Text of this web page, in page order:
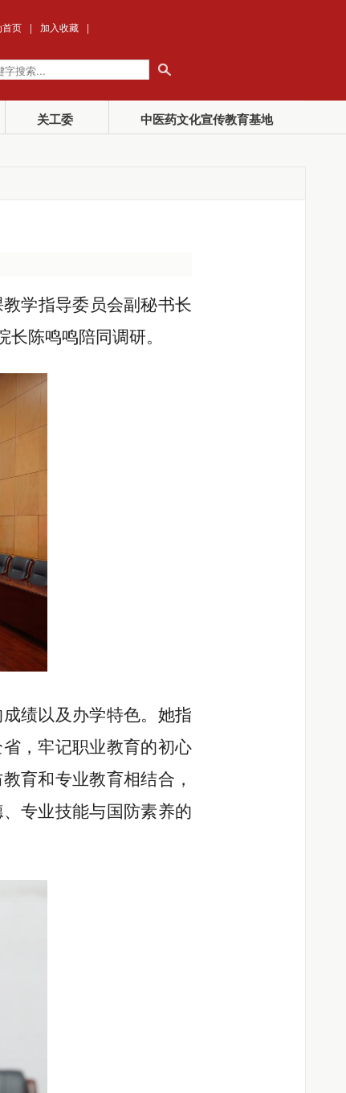
首页 | 加入收藏 |
关工委 中医药文化宣传教育基地
学指导委员会副秘书长
长陈鸣鸣陪同调研。
绩以及 办学特色。 她指
省，牢记职业教育的初心
育和专业教育相结合，
专业技能与国防素养的